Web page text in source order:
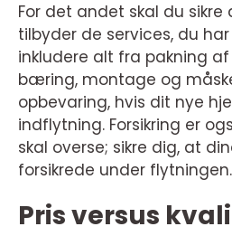
For det andet skal du
tilbyder de services, du
inkludere alt fra pakning
bæring, montage og
opbevaring, hvis dit nye
indflytning. Forsikring er
skal overse; sikre dig, at
forsikrede under flytningen.
Pris versus